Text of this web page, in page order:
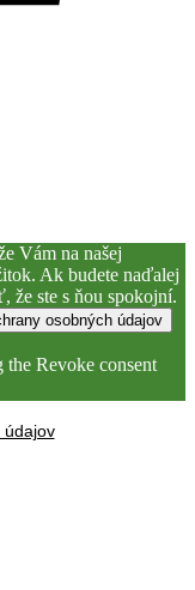
Vám na našej
Ak budete naďalej
že ste s ňou spokojní.
osobných údajov
the Revoke consent
údajov